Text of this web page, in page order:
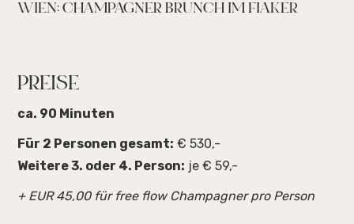
WIEN: CHAMPAGNER BRUNCH IM FIAKER
PREISE
ca. 90 Minuten
Für 2 Personen gesamt: € 530,-
Weitere 3. oder 4. Person: je € 59,-
+ EUR 45,00 für free flow Champagner pro Person